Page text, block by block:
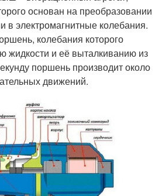
основан на преобразовании
в электромагнитные колебания.
колебания которого
жидкости и её выталкиванию из
поршень производит около
движений.